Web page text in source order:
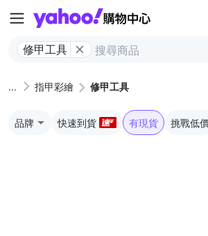
Yahoo購
修甲工具
指甲彩繪 修甲工具
品牌 快速到貨 有現貨 挑戰低